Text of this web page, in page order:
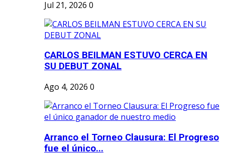
Jul 21, 2026 0
CARLOS BEILMAN ESTUVO CERCA EN
SU DEBUT ZONAL
Ago 4, 2026 0
Arranco el Torneo Clausura: El Progreso
fue el único...